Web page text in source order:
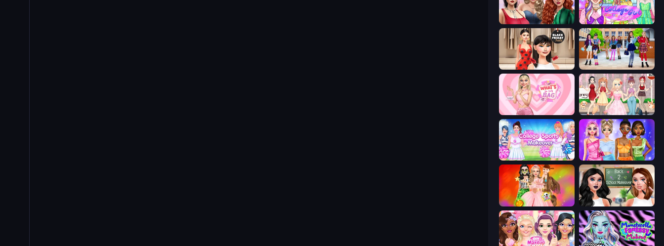
Colored Denim Trends College Girl Coloring Dress Up
Shopaholic Black Friday High School BFFs: Girls Team
What's In My Bag Anime Girls Dress Up Games
College Sport Team Makeover Monochrome Looks
Iconic Halloween Costumes